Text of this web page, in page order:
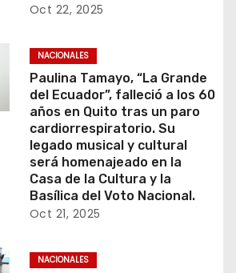
Oct 22, 2025
NACIONALES
Paulina Tamayo, “La Grande
del Ecuador”, falleció a los 60
años en Quito tras un paro
cardiorrespiratorio. Su
legado musical y cultural
será homenajeado en la
Casa de la Cultura y la
Basílica del Voto Nacional.
Oct 21, 2025
NACIONALES